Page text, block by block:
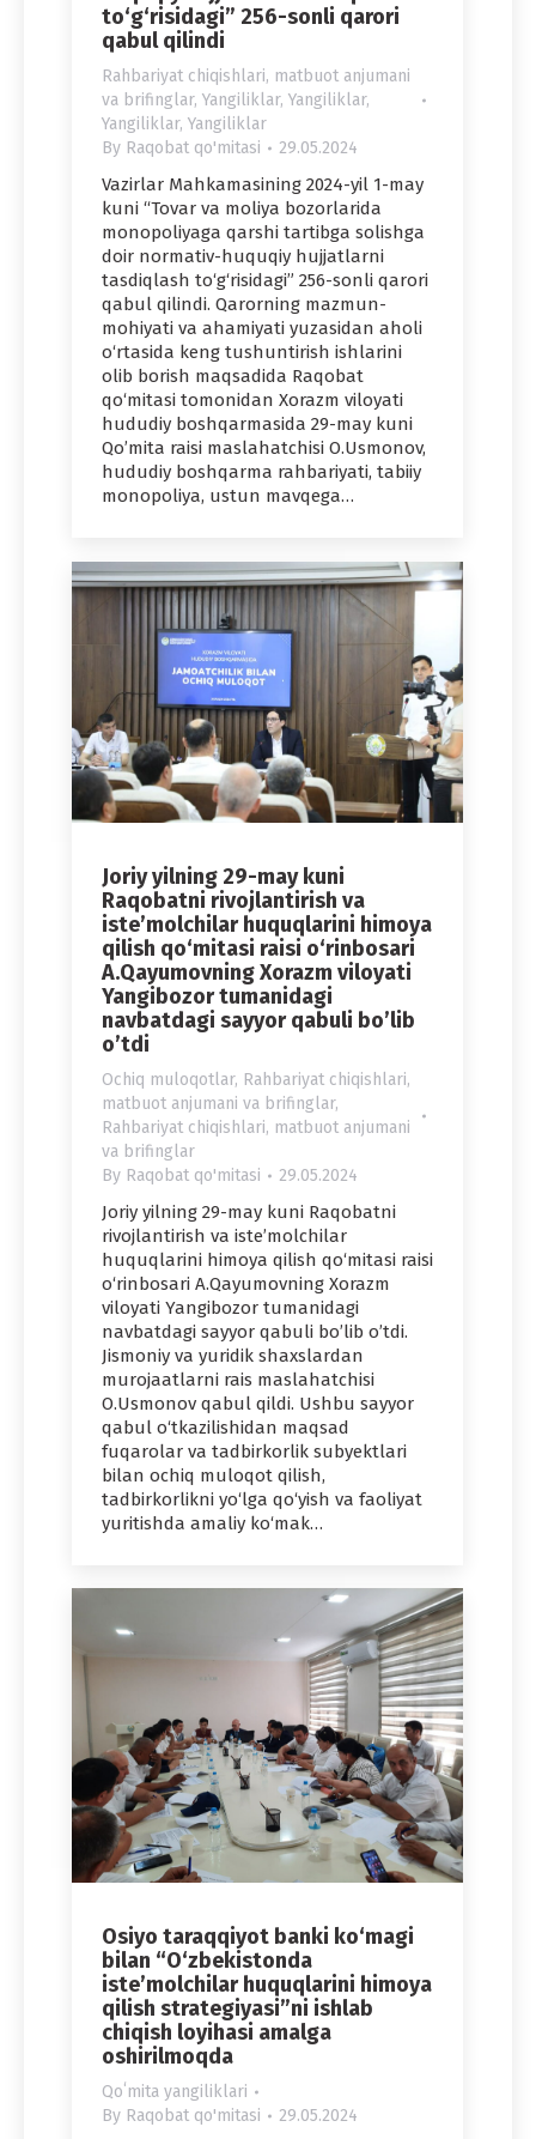
to‘g‘risidagi” 256-sonli qarori
qabul qilindi
Rahbariyat chiqishlari, matbuot anjumani
va brifinglar, Yangiliklar, Yangiliklar,
Yangiliklar, Yangiliklar
By Raqobat qo'mitasi 29.05.2024
Vazirlar Mahkamasining 2024-yil 1-may
kuni “Tovar va moliya bozorlarida
monopoliyaga qarshi tartibga solishga
doir normativ-huquqiy hujjatlarni
tasdiqlash to‘g‘risidagi” 256-sonli qarori
qabul qilindi. Qarorning mazmun-
mohiyati va ahamiyati yuzasidan aholi
o‘rtasida keng tushuntirish ishlarini
olib borish maqsadida Raqobat
qo‘mitasi tomonidan Xorazm viloyati
hududiy boshqarmasida 29-may kuni
Qo’mita raisi maslahatchisi O.Usmonov,
hududiy boshqarma rahbariyati, tabiiy
monopoliya, ustun mavqega…
Joriy yilning 29-may kuni
Raqobatni rivojlantirish va
iste’molchilar huquqlarini himoya
qilish qo‘mitasi raisi o‘rinbosari
A.Qayumovning Xorazm viloyati
Yangibozor tumanidagi
navbatdagi sayyor qabuli bo’lib
o’tdi
Ochiq muloqotlar, Rahbariyat chiqishlari,
matbuot anjumani va brifinglar,
Rahbariyat chiqishlari, matbuot anjumani
va brifinglar
By Raqobat qo'mitasi 29.05.2024
Joriy yilning 29-may kuni Raqobatni
rivojlantirish va iste’molchilar
huquqlarini himoya qilish qo‘mitasi raisi
o‘rinbosari A.Qayumovning Xorazm
viloyati Yangibozor tumanidagi
navbatdagi sayyor qabuli bo’lib o’tdi.
Jismoniy va yuridik shaxslardan
murojaatlarni rais maslahatchisi
O.Usmonov qabul qildi. Ushbu sayyor
qabul o‘tkazilishidan maqsad
fuqarolar va tadbirkorlik subyektlari
bilan ochiq muloqot qilish,
tadbirkorlikni yo‘lga qo‘yish va faoliyat
yuritishda amaliy ko‘mak…
Osiyo taraqqiyot banki ko‘magi
bilan “O‘zbekistonda
iste’molchilar huquqlarini himoya
qilish strategiyasi”ni ishlab
chiqish loyihasi amalga
oshirilmoqda
Qoʻmita yangiliklari
By Raqobat qo'mitasi 29.05.2024